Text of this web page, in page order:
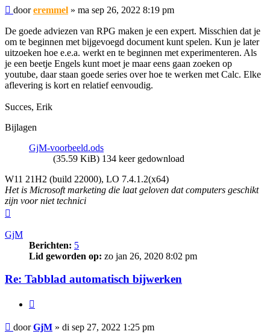
Bericht
dooreremmel » ma sep 26, 2022 8:19 pm
De goede adviezen van RPG maken je een expert. Misschien dat je
om te beginnen met bijgevoegd document kunt spelen. Kun je later
uitzoeken hoe e.e.a. werkt en te beginnen met experimenteren. Als
je een beetje Engels kunt moet je maar eens gaan zoeken op
youtube, daar staan goede series over hoe te werken met Calc. Elke
aflevering is kort en relatief eenvoudig.
Succes, Erik
Bijlagen
GjM-voorbeeld.ods
(35.59 KiB) 134 keer gedownload
W11 21H2 (build 22000), LO 7.4.1.2(x64)
Het is Microsoft marketing die laat geloven dat computers geschikt
zijn voor niet technici
GjM
Berichten: 5
Lid geworden op: zo jan 26, 2020 8:02 pm
Re: Tabblad automatisch bijwerken
Bericht
doorGjM » di sep 27, 2022 1:25 pm